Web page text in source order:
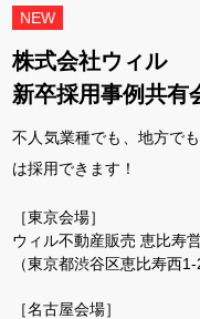
NEW
株式会社ウィル
新卒採用事例共有
不人気業種でも、地方で
は採用できます！
［東京会場］
ウィル不動産販売 恵比寿
（東京都渋谷区恵比寿西1-
［名古屋会場］